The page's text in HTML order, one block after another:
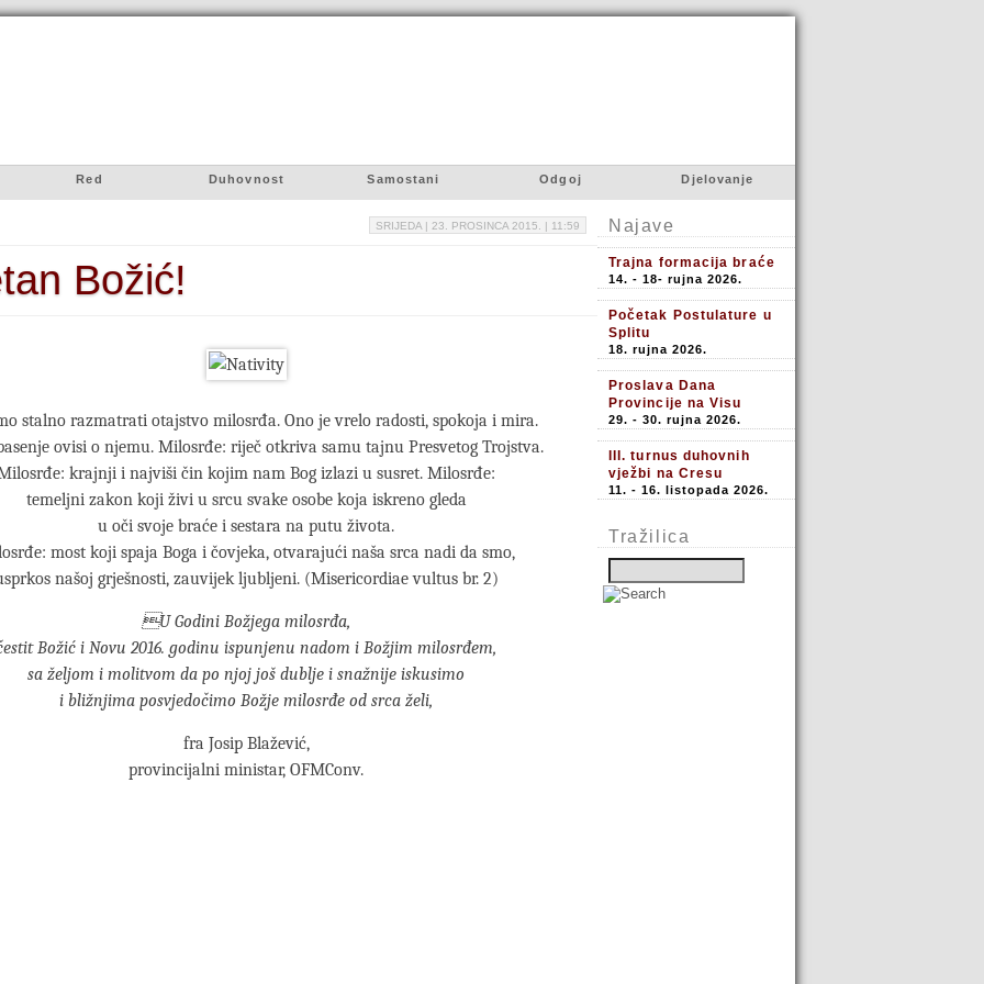
Red Duhovnost Samostani Odgoj Djelovanje
SRIJEDA | 23. PROSINCA 2015. | 11:59
Božić!
stalno razmatrati otajstvo milosrđa. Ono je vrelo radosti, spokoja i mira.
ovisi o njemu. Milosrđe: riječ otkriva samu tajnu Presvetog Trojstva.
krajnji i najviši čin kojim nam Bog izlazi u susret. Milosrđe:
temeljni zakon koji živi u srcu svake osobe koja iskreno gleda
u oči svoje braće i sestara na putu života.
most koji spaja Boga i čovjeka, otvarajući naša srca nadi da smo,
našoj grješnosti, zauvijek ljubljeni. (Misericordiae vultus br. 2)
U Godini Božjega milosrđa,
Božić i Novu 2016. godinu ispunjenu nadom i Božjim milosrđem,
sa željom i molitvom da po njoj još dublje i snažnije iskusimo
i bližnjima posvjedočimo Božje milosrđe od srca želi,
fra Josip Blažević,
provincijalni ministar, OFMConv.
Najave
Trajna formacija braće
14. - 18- rujna 2026.
Početak Postulature u
Splitu
18. rujna 2026.
Proslava Dana
Provincije na Visu
29. - 30. rujna 2026.
III. turnus duhovnih
vježbi na Cresu
11. - 16. listopada 2026.
Tražilica